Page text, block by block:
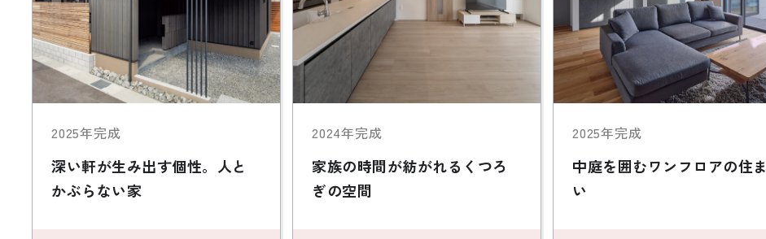
2025年完成
深い軒が生み出す個性。人と
かぶらない家
2024年完成
家族の時間が紡がれるくつろ
ぎの空間
2025年完成
中庭を囲むワンフロアの住ま
い